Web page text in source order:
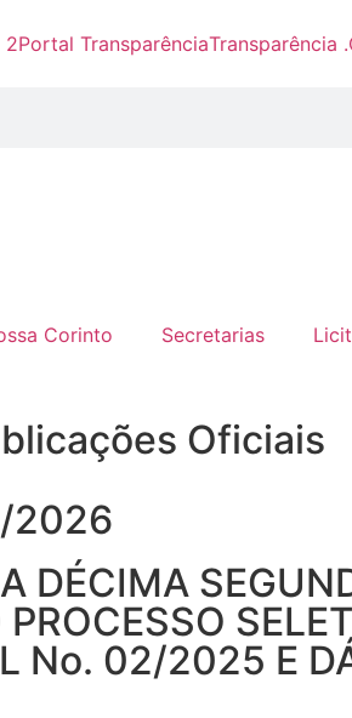
2Portal TransparênciaTransparência
Corinto Secretarias
Oficiais
2026
DÉCIMA
No. 02/2025 E